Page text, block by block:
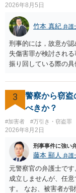
2026年8月5日
竹本 真紀 弁護
刑事的には，故意が
失傷害罪が検討され
振り回している際の
過失でも該当するで
ては，数週間経過し
がなくなれば，評価
も，ご心配であるな
と思います。
3
警察から窃盗
べきか？
#加害者 #万引き・窃盗罪
2026年8月2日
刑事事件に強い
藤本 顯人 弁護
元警察官の弁護士で
成立しませんが、任
す。 なお、被害者が